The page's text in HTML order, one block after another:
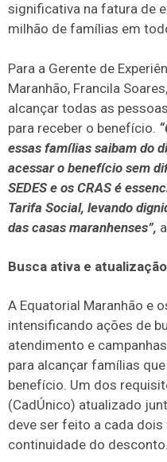
significativa na fatura de
milhão de famílias em
Para a Gerente de
Maranhão, Francila
alcançar todas as
para receber o benefício.
essas famílias saibam do
acessar o benefício sem
SEDES e os CRAS é
Tarifa Social, levando
das casas maranhenses”,
Busca ativa e
A Equatorial Maranhão e
intensificando ações de
atendimento e
para alcançar famílias
benefício. Um dos
(CadÚnico) atualizado
deve ser feito a cada
continuidade do desconto.